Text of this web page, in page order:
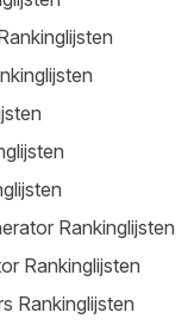
Rankinglijsten
Rankinglijsten
Rankinglijsten